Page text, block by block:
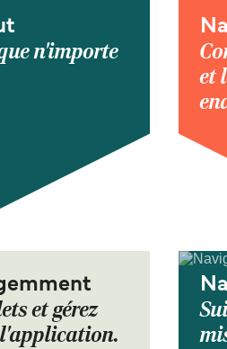
n'importe
et
et gérez
l'application.